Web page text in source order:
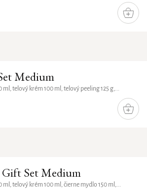
DO
Medium
DO
ml, telový krém 100 ml, telový peeling 125 g,...
Set Medium
ml, telový krém 100 ml, čierne mydlo 150 ml,...